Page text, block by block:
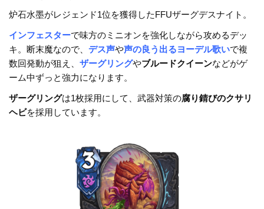
er
e
b
o
o
k
n
a
y
Li
n
k
炉石水墨がレジェンド1位を獲得したFFUザーグデスナイト。
インフェスターで味方のミニオンを強化しながら攻めるデッ
キ。断末魔なので、デス声や声の良う出るヨーデル歌いで複
数回発動が狙え、ザーグリングやブルードクイーンなどがゲ
ーム中ずっと強力になります。
ザーグリングは1枚採用にして、武器対策の腐り錆びのクサリ
ヘビを採用しています。